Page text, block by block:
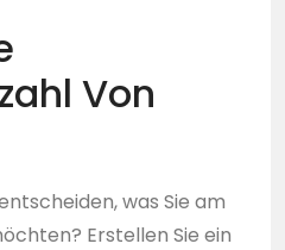
Von
was Sie am
Erstellen Sie ein